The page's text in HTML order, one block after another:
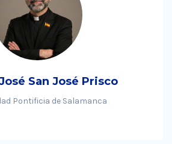
San José Prisco
Pontificia de Salamanca